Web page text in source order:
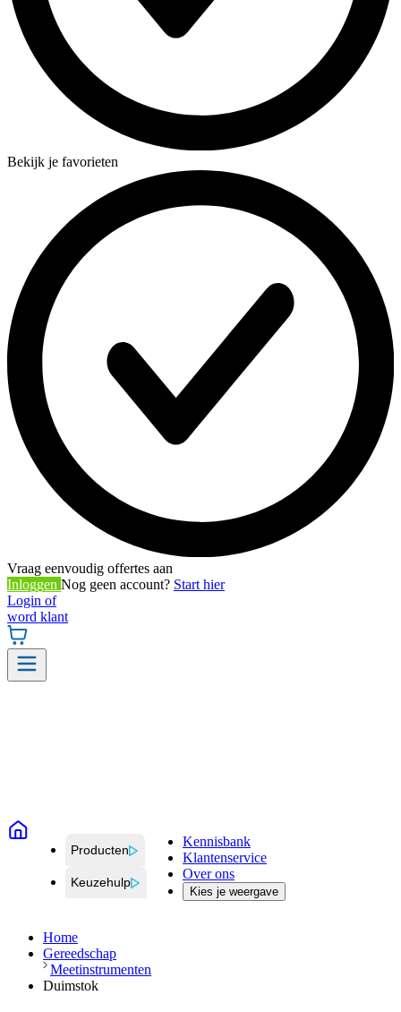
Bekijk je favorieten
Vraag eenvoudig offertes aan
Inloggen Nog geen account? Start hier
Login of
word klant
Producten
Keuzehulp
Kennisbank
Klantenservice
Over ons
Kies je weergave
Home
Gereedschap
Meetinstrumenten
Duimstok